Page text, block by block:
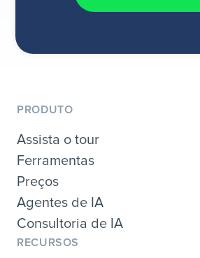
PRODUTO
Assista o tour
Ferramentas
Preços
Agentes de IA
Consultoria de IA
RECURSOS